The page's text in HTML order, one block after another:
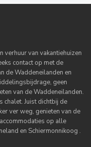
verhuur van vakantiehuizen
contact op met de
de Waddeneilanden en
geen
van de Waddeneilanden.
chalet. Juist dichtbij de
ver weg, genieten van de
op alle
en Schiermonnikoog .